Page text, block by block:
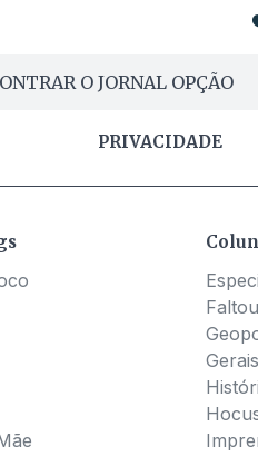
O JORNAL OPÇÃO
PRIVACIDADE
Gerais